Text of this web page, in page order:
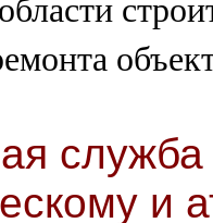
служба
и